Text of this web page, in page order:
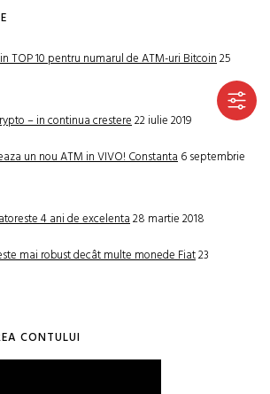
TOP 10 pentru numarul de ATM-uri Bitcoin25
– in continua crestere22 iulie 2019
un nou ATM in VIVO! Constanta6 septembrie
4 ani de excelenta28 martie 2018
mai robust decât multe monede Fiat23
CONTULUI